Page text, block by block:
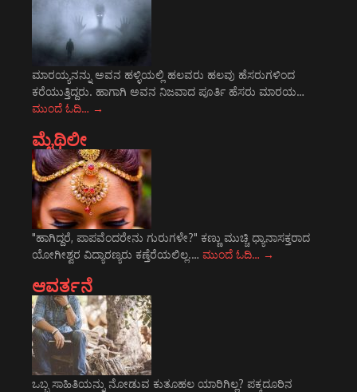
ಮಾರಯ್ಯನನ್ನು ಅವನ ಹಳ್ಳಿಯಲ್ಲಿ ಹಲವರು ಹಲವು ಹೆಸರುಗಳಿಂದ
ಕರೆಯುತ್ತಿದ್ದರು. ಹಾಗಾಗಿ ಅವನ ನಿಜವಾದ ಪೂರ್ತಿ ಹೆಸರು ಮಾರಯ…
ಮುಂದೆ ಓದಿ… →
ಮೈಥಿಲೀ
"ಹಾಗಿದ್ದರೆ, ಪಾಪವೆಂದರೇನು ಗುರುಗಳೇ?" ಕಣ್ಣು ಮುಚ್ಚಿ ಧ್ಯಾನಾಸಕ್ತರಾದ
ಯೋಗೀಶ್ವರ ವಿದ್ಯಾರಣ್ಯರು ಕಣ್ತೆರೆಯಲಿಲ್ಲ.… ಮುಂದೆ ಓದಿ… →
ಆವರ್ತನೆ
ಒಬ್ಬ ಸಾಹಿತಿಯನ್ನು ನೋಡುವ ಕುತೂಹಲ ಯಾರಿಗಿಲ್ಲ? ಪಕ್ಕದೂರಿನ